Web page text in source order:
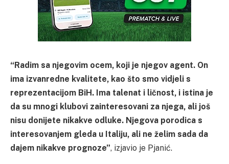
“Radim sa njegovim ocem, koji je njegov agent. On
ima izvanredne kvalitete, kao što smo vidjeli s
reprezentacijom BiH. Ima talenat i ličnost, i istina je
da su mnogi klubovi zainteresovani za njega, ali još
nisu donijete nikakve odluke. Njegova porodica s
interesovanjem gleda u Italiju, ali ne želim sada da
dajem nikakve prognoze”, izjavio je Pjanić.